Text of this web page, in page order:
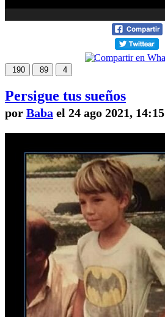
190 89 4
Persigue tus sueños
por Baba el 24 ago 2021, 14:15